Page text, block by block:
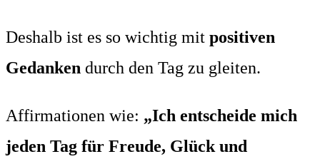
Deshalb ist es so wichtig mit positiven
Gedanken durch den Tag zu gleiten.
Affirmationen wie: „Ich entscheide mich
jeden Tag für Freude, Glück und